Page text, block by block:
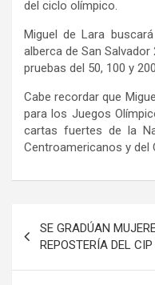
del ciclo olímpico.
Miguel de Lara
alberca de San
pruebas del 50, 100 y
Cabe recordar que
para los Juegos
cartas fuertes de la
Centroamericanos y del
Navegación
de
entradas
SE GRADÚAN
REPOSTERÍA DEL CIP